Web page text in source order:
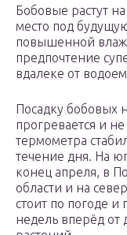
Бобовые растут
место под
повышенной
предпочтение
вдалеке от
Посадку бобовых
прогревается и
термометра
течение дня. На
конец апреля, в
области и на
стоит по погоде и
недель вперёд от